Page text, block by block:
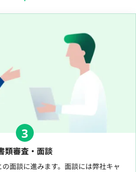
3
類審査・面談
面談に進みます。面談には弊社キャ